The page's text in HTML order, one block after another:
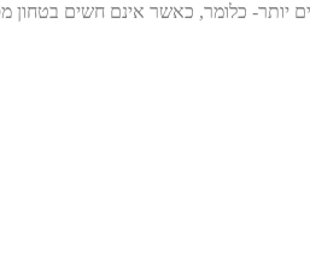
יותר- כלומר, כאשר אינם חשים בטחון